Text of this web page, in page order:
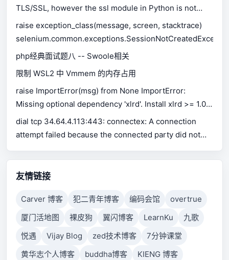
TLS/SSL, however the ssl module in Python is not
available.
raise exception_class(message, screen, stacktrace)
php经典面试题八 -- Swoole相关
限制 WSL2 中 Vmmem 的内存占用
raise ImportError(msg) from None ImportError:
Missing optional dependency 'xlrd'. Install xlrd >= 1.0.0
for Excel support Use pip or conda to install xlrd.
dial tcp 34.64.4.113:443: connectex: A connection
attempt failed because the connected party did not
connection failed because connected host has failed
to respond.
友情链接
Carver 博客 犯二青年博客 编码会馆
overtrue
厦门活地图
裸皮狗 翼闪博客 LearnKu
九歌
悦遇
Vijay Blog zed技术博客
7分钟课堂
黄华志个人博客
buddha博客
KIENG 博客